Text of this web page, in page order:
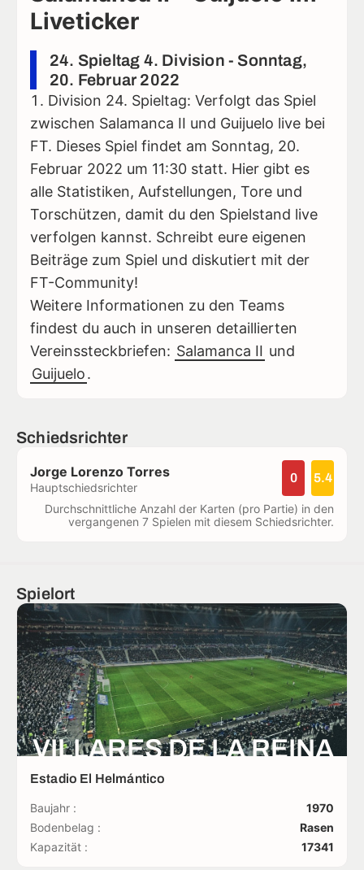
Liveticker
24. Spieltag 4. Division - Sonntag,
20. Februar 2022
Division 24. Spieltag: Verfolgt das Spiel
zwischen Salamanca II und Guijuelo live bei
FT. Dieses Spiel findet am Sonntag, 20.
Februar 2022 um 11:30 statt. Hier gibt es
alle Statistiken, Aufstellungen, Tore und
Torschützen, damit du den Spielstand live
verfolgen kannst. Schreibt eure eigenen
Beiträge zum Spiel und diskutiert mit der
FT-Community!
Weitere Informationen zu den Teams
findest du auch in unseren detaillierten
Vereinssteckbriefen: Salamanca II und
Guijuelo.
Schiedsrichter
Jorge Lorenzo Torres
Hauptschiedsrichter
0 5.4
Durchschnittliche Anzahl der Karten (pro Partie) in den
vergangenen 7 Spielen mit diesem Schiedsrichter.
Spielort
VILLARES DE LA REINA
Estadio El Helmántico
Baujahr :
1970
Bodenbelag :
Rasen
Kapazität :
17341